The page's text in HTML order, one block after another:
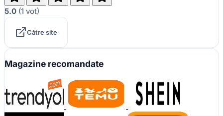
5.0 (1 vot)
Către site
Magazine recomandate